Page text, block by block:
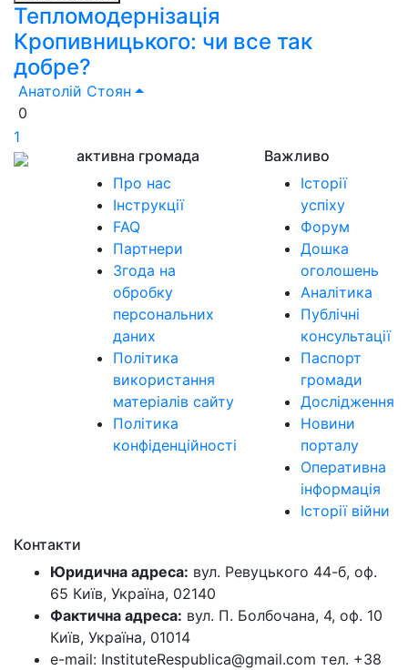
Тепломодернізація
Кропивницького: чи все так
добре?
Анатолій Стоян
0
1
активна громада
Про нас
Інструкції
FAQ
Партнери
Згода на
обробку
персональних
даних
Політика
використання
матеріалів сайту
Політика
конфіденційності
Важливо
Історії
успіху
Форум
Дошка
оголошень
Аналітика
Публічні
консультації
Паспорт
громади
Дослідження
Новини
порталу
Оперативна
інформація
Історії війни
Контакти
Юридична адреса: вул. Ревуцького 44-б, оф.
65 Київ, Україна, 02140
Фактична адреса: вул. П. Болбочана, 4, оф. 10
Київ, Україна, 01014
e-mail: InstituteRespublica@gmail.com тел. +38